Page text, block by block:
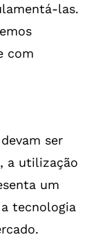
las.
com
ser
a utilização
um
tecnologia